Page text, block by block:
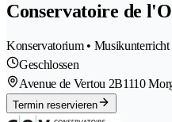
Conservatoire de
Konservatorium • Musikunterricht
Geschlossen
Avenue de Vertou 2B1110
Termin reservieren